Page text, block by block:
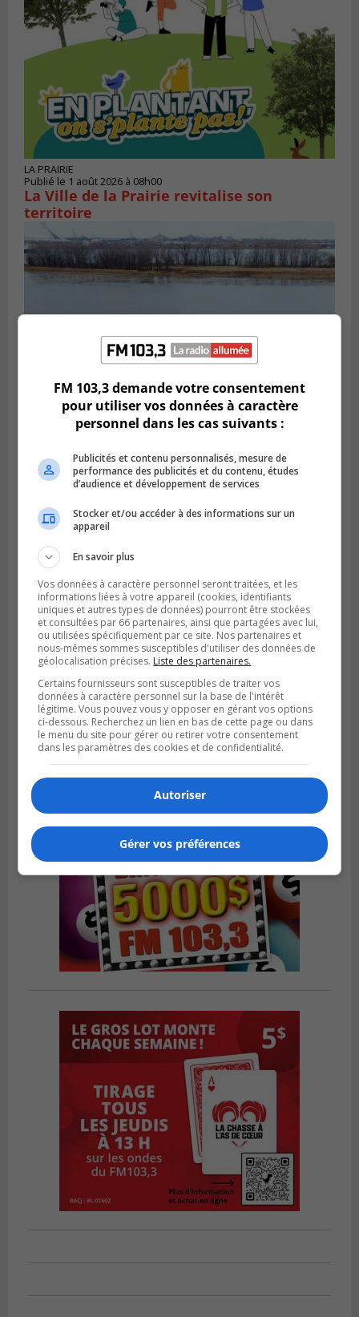
LA PRAIRIE
Publié le 1 août 2026 à 08h00
La Ville de la Prairie revitalise son
territoire
LONGUEUIL
C’est jour de nettoyage des berges du
Saint-Laurent
BROSSARD
Publié le 29 juillet 2026 à 12h00
Brossard traverserait un ralentissement
de construction de logements
FM 103,3 demande votre consentement
pour utiliser vos données à caractère
personnel dans les cas suivants :
Publicités et contenu personnalisés, mesure de
performance des publicités et du contenu, études
d’audience et développement de services
Stocker et/ou accéder à des informations sur un
appareil
En savoir plus
Vos données à caractère personnel seront traitées, et les
informations liées à votre appareil (cookies, identifiants
uniques et autres types de données) pourront être stockées
et consultées par 66 partenaires, ainsi que partagées avec lui,
ou utilisées spécifiquement par ce site. Nos partenaires et
nous-mêmes sommes susceptibles d'utiliser des données de
géolocalisation précises. Liste des partenaires.
Certains fournisseurs sont susceptibles de traiter vos
données à caractère personnel sur la base de l'intérêt
légitime. Vous pouvez vous y opposer en gérant vos options
ci-dessous. Recherchez un lien en bas de cette page ou dans
le menu du site pour gérer ou retirer votre consentement
dans les paramètres des cookies et de confidentialité.
Autoriser
Gérer vos préférences